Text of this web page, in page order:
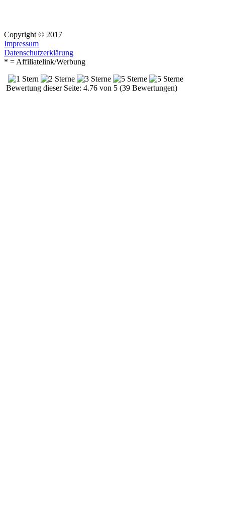
Copyright © 2017
Impressum
Datenschutzerklärung
* = Affiliatelink/Werbung
Bewertung dieser Seite: 4.76 von 5 (39 Bewertungen)